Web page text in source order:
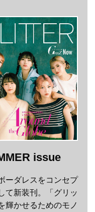
issue
ーダレスをコンセプ
て新装刊。「グリッ
輝かせるためのモノ